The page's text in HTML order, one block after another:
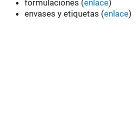
formulaciones (enlace)
envases y etiquetas (enlace)